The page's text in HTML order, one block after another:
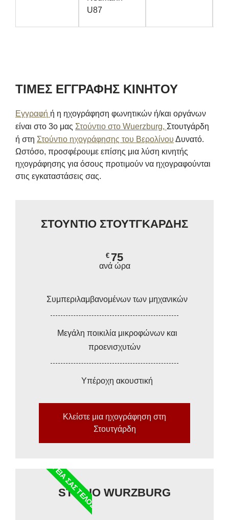
U87
ΤΙΜΕΣ ΕΓΓΡΑΦΗΣ ΚΙΝΗΤΟΥ
Εγγραφή ή η ηχογράφηση φωνητικών ή/και οργάνων
είναι στο 3ο μας Στούντιο στο Wuerzburg, Στουτγάρδη
ή στη Στούντιο ηχογράφησης του Βερολίνου Δυνατό.
Ωστόσο, προσφέρουμε επίσης μια λύση κινητής
ηχογράφησης για όσους προτιμούν να ηχογραφούνται
στις εγκαταστάσεις σας.
ΣΤΟΥΝΤΙΟ ΣΤΟΥΤΓΚΑΡΔΗΣ
€ 75
ανά ώρα
Συμπεριλαμβανομένων των μηχανικών
Μεγάλη ποικιλία μικροφώνων και
προενισχυτών
Υπέροχη ακουστική
Κλείστε μια ηχογράφηση στη
Στουτγάρδη
STUDIO WURZBURG
ΓΕΙΑ ΣΑΣ ΤΈΛΟΣ